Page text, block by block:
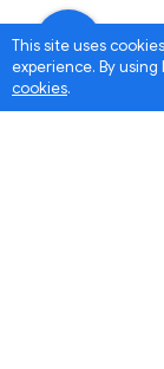
This site uses
experience. By using
cookies.